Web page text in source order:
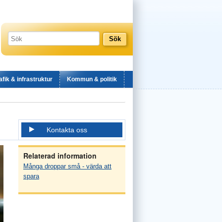
& infrastruktur Kommun & politik
Kontakta oss
Relaterad information
Många droppar små - värda att
spara